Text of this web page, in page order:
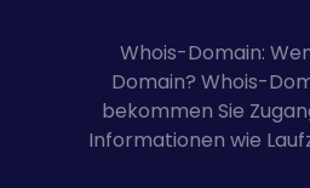
Whois-Domain:
Domain? Whois-
bekommen Sie
Informationen wie